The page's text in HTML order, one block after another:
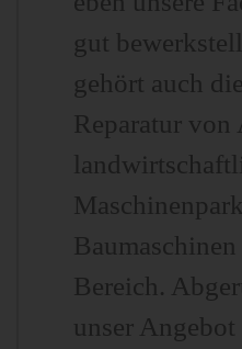
gut
gehört auch
Reparatur von
Bereich.
unser